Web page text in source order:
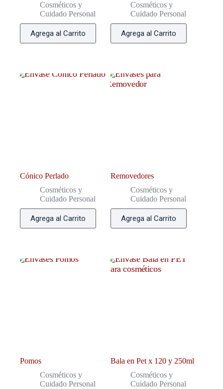
Cosméticos y
Cuidado Personal
Agrega al Carrito
Cosméticos y
Cuidado Personal
Agrega al Carrito
Cónico Perlado
Cosméticos y
Cuidado Personal
Agrega al Carrito
Removedores
Cosméticos y
Cuidado Personal
Agrega al Carrito
Pomos
Cosméticos y
Cuidado Personal
Bala en Pet x 120 y 250ml
Cosméticos y
Cuidado Personal